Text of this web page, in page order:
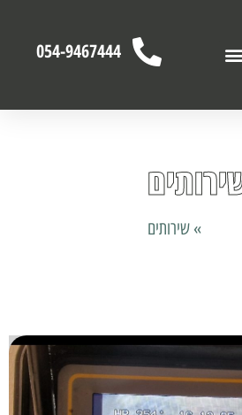
054-9467444
»שירותים